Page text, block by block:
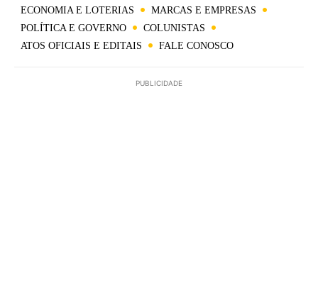
ECONOMIA E LOTERIAS
MARCAS E EMPRESAS
POLÍTICA E GOVERNO
COLUNISTAS
ATOS OFICIAIS E EDITAIS
FALE CONOSCO
PUBLICIDADE